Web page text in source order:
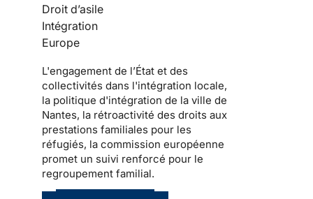
Droit d’asile
Intégration
Europe
L'engagement de l’État et des
collectivités dans l'intégration locale,
la politique d'intégration de la ville de
Nantes, la rétroactivité des droits aux
prestations familiales pour les
réfugiés, la commission européenne
promet un suivi renforcé pour le
regroupement familial.